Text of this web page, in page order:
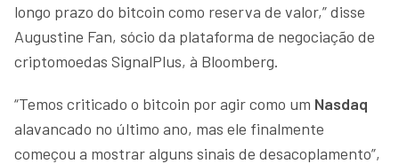
longo prazo do bitcoin como reserva de valor,” disse
Augustine Fan, sócio da plataforma de negociação de
criptomoedas SignalPlus, à Bloomberg.
“Temos criticado o bitcoin por agir como um Nasdaq
alavancado no último ano, mas ele finalmente
começou a mostrar alguns sinais de desacoplamento”,